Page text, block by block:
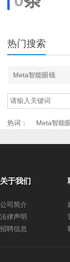
热门搜索
Meta智能眼镜
热词： Meta智能
关于我们
公司简介
法律声明
招聘信息